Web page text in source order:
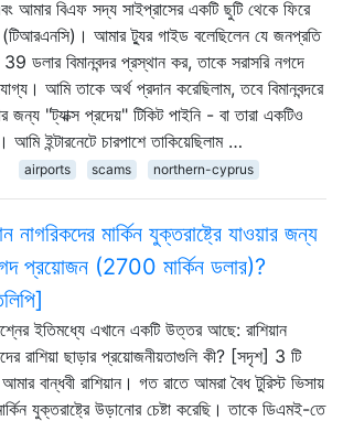
আমার বিএফ সদ্য সাইপ্রাসের একটি ছুটি থেকে ফিরে
আমার ট্যুর গাইড বলেছিলেন যে জনপ্রতি
ডলার বিমানবন্দর প্রস্থান কর, তাকে সরাসরি নগদে
আমি তাকে অর্থ প্রদান করেছিলাম, তবে বিমানবন্দরে
জন্য "ট্যাক্স প্রদেয়" টিকিট পাইনি - বা তারা একটিও
আমি ইন্টারনেটে চারপাশে তাকিয়েছিলাম …
airports scams northern-cyprus
নাগরিকদের মার্কিন যুক্তরাষ্ট্রে যাওয়ার জন্য
প্রয়োজন (2700 মার্কিন ডলার)?
ইতিমধ্যে এখানে একটি উত্তর আছে: রাশিয়ান
রাশিয়া ছাড়ার প্রয়োজনীয়তাগুলি কী? [সদৃশ] 3 টি
বান্ধবী রাশিয়ান। গত রাতে আমরা বৈধ টুরিস্ট ভিসায়
যুক্তরাষ্ট্রে উড়ানোর চেষ্টা করেছি। তাকে ডিএমই-তে